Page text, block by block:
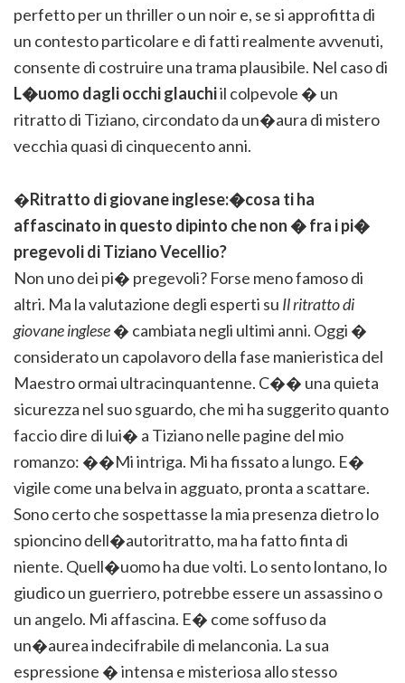
perfetto per un thriller o un noir e, se si approfitta di
un contesto particolare e di fatti realmente avvenuti,
consente di costruire una trama plausibile. Nel caso di
L�uomo dagli occhi glauchiil colpevole � un
ritratto di Tiziano, circondato da un�aura di mistero
vecchia quasi di cinquecento anni.
�Ritratto di giovane inglese:�cosa ti ha
affascinato in questo dipinto che non � fra i pi�
pregevoli di Tiziano Vecellio?
Non uno dei pi� pregevoli? Forse meno famoso di
altri. Ma la valutazione degli esperti su Il ritratto di
giovane inglese� cambiata negli ultimi anni. Oggi �
considerato un capolavoro della fase manieristica del
Maestro ormai ultracinquantenne. C�� una quieta
sicurezza nel suo sguardo, che mi ha suggerito quanto
faccio dire di lui� a Tiziano nelle pagine del mio
romanzo: ��Mi intriga. Mi ha fissato a lungo. E�
vigile come una belva in agguato, pronta a scattare.
Sono certo che sospettasse la mia presenza dietro lo
spioncino dell�autoritratto, ma ha fatto finta di
niente. Quell�uomo ha due volti. Lo sento lontano, lo
giudico un guerriero, potrebbe essere un assassino o
un angelo. Mi affascina. E� come soffuso da
un�aurea indecifrabile di melanconia. La sua
espressione � intensa e misteriosa allo stesso